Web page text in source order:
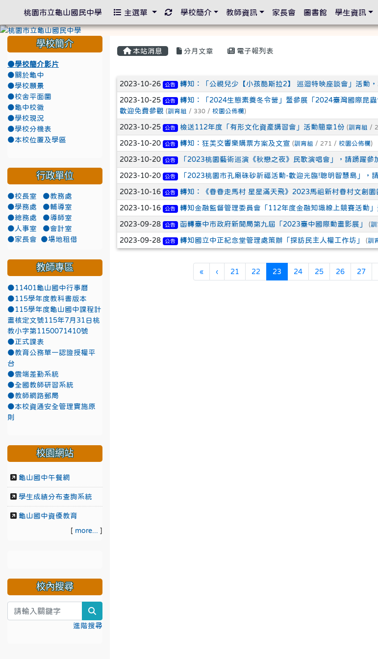
本站消息 分月文章 電子報列表
文章列表
2023-10-26 公告 轉知：「公視兒少【小孩酷斯拉2】 巡迴特映座談會」活動
2023-10-25 公告
轉知：「2024生態素養冬令營」暨參展「2024臺灣國際昆
歡迎免費參觀 (訓育組 / 330 / 校園公佈欄 )
2023-10-25 公告 檢送112年度「有形文化資產講習會」活動簡章1份 (訓育組 /
2023-10-20 公告 轉知：狂美交響樂購票方案及文宣 (訓育組 / 271 / 校園公佈欄 )
2023-10-20 公告 「2023桃園藝術巡演《秋戀之夜》民歌演唱會」，請踴躍參
2023-10-20 公告 「2023桃園市孔廟硃砂祈福活動-歡迎光臨!聰明智慧島」，
2023-10-16 公告 轉知：《眷眷走馬村 星星滿天飛》2023馬祖新村眷村文創園
2023-10-16 公告 轉知金融監督管理委員會「112年度金融知識線上競賽活動」
2023-09-28 公告 函轉臺中市政府新聞局第九屆「2023臺中國際動畫影展」 (訓
2023-09-28 公告 轉知國立中正紀念堂管理處策辦「探訪民主人權工作坊」 (訓
«第一頁
‹上一頁
21 22 23(目前頁次)
24 25 26 27
學校簡介
●學校簡介影片
●關於龜中
●學校願景
●校舍平面圖
●龜中校徽
●學校現況
●學校分機表
●本校位置及學區
行政單位
●校長室
●教務處
●學務處
●輔導室
●總務處
●導師室
●人事室
●會計室
●家長會
●場地租借
教師專區
●11401龜山國中行事曆
●115學年度教科書版本
●115學年度龜山國中課程計
畫核定文號115年7月31日桃
教小字第1150071410號
●正式課表
●教育公務單一認證授權平
台
●雲端差勤系統
●全國教師研習系統
●教師網路郵局
●本校資通安全管理實施原
則
校園網站
龜山國中午餐網
學生成績分布查詢系統
龜山國中資優教育
[ more... ]
校內搜尋
進階搜尋
桃園市立龜山國民中學 主選單 重新取得佈景設定
學校簡介 教師資訊 家長會 圖書館 學生資訊